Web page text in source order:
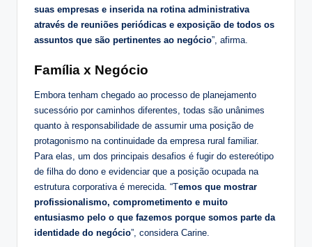
suas empresas e inserida na rotina administrativa
através de reuniões periódicas e exposição de todos os
assuntos que são pertinentes ao negócio”, afirma.
Família x Negócio
Embora tenham chegado ao processo de planejamento
sucessório por caminhos diferentes, todas são unânimes
quanto à responsabilidade de assumir uma posição de
protagonismo na continuidade da empresa rural familiar.
Para elas, um dos principais desafios é fugir do estereótipo
de filha do dono e evidenciar que a posição ocupada na
estrutura corporativa é merecida. “Temos que mostrar
profissionalismo, comprometimento e muito
entusiasmo pelo o que fazemos porque somos parte da
identidade do negócio”, considera Carine.